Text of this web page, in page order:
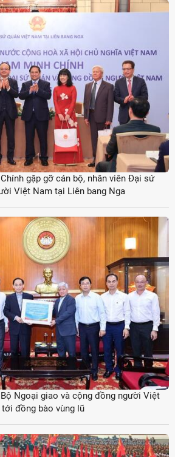
gặp gỡ cán bộ, nhân viên Đại sứ
Việt Nam tại Liên bang Nga
Ngoại giao và cộng đồng người Việt
đồng bào vùng lũ